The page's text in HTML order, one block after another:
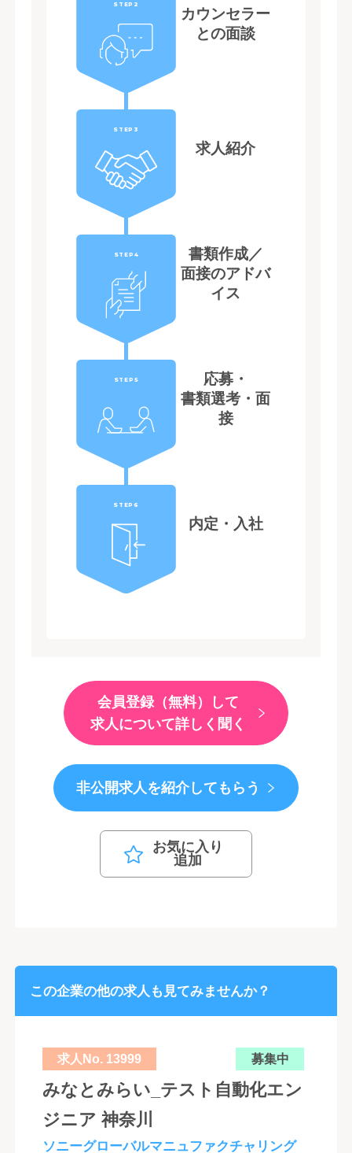
STEP2
カウンセラー
との面談
STEP3
求人紹介
STEP4
書類作成／
面接のアドバ
イス
STEP5
応募・
書類選考・面
接
STEP6
内定・入社
会員登録（無料）して
求人について詳しく聞く
非公開求人を紹介してもらう
お気に入り
追加
この企業の他の求人も見てみませんか？
求人No. 13999 募集中
みなとみらい_テスト自動化エン
ジニア 神奈川
ソニーグローバルマニュファクチャリング